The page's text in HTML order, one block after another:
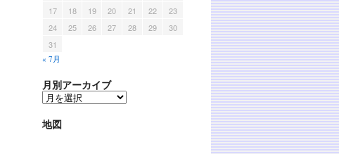
17
18 19 20 21 22
23
24
25 26 27 28 29
30
31
« 7月
月別アーカイブ
地図